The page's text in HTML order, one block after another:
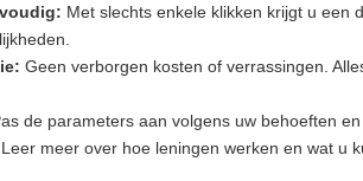
Met slechts enkele klikken krijgt u een
Geen verborgen kosten of verrassingen.
de parameters aan volgens uw behoeften
Leer meer over hoe leningen werken en wat u